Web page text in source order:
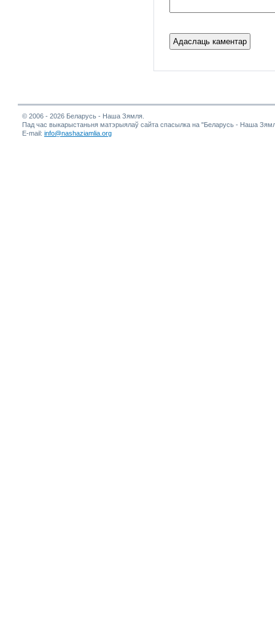
© 2006 - 2026 Беларусь - Наша Зямля.
Пад час выкарыстаньня матэрыялаў сайта спасылка на "Беларусь - Наша
E-mail: info@nashaziamlia.org